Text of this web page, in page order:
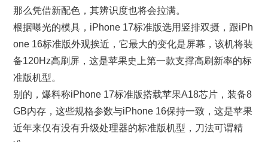
那么凭借新配色，其辨识度也将会拉满。
根据曝光的模具，iPhone 17标准版选用竖排双摄，跟iPh
one 16标准版外观挨近，它最大的变化是屏幕，该机将装
备120Hz高刷屏，这是苹果史上第一款支撑高刷新率的标
准版机型。
别的，爆料称iPhone 17标准版搭载苹果A18芯片，装备8
GB内存，这些规格参数与iPhone 16保持一致，这是苹果
近年来仅有没有升级处理器的标准版机型，刀法可谓精